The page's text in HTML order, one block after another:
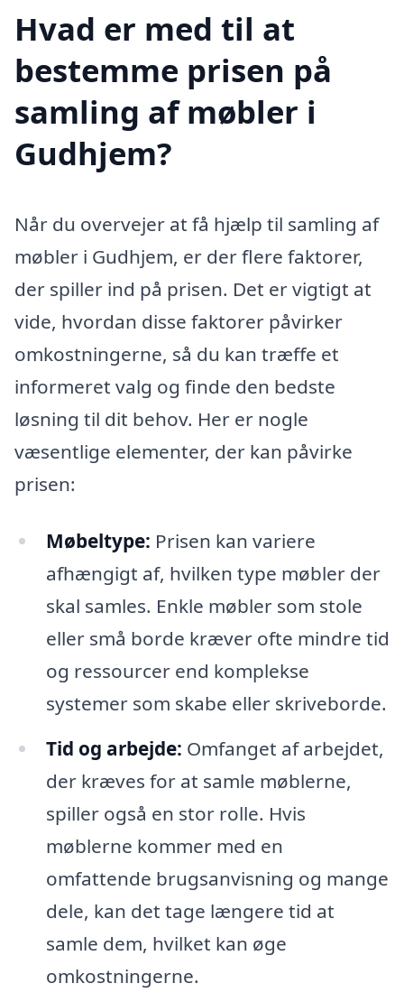
Hvad er med til at
bestemme prisen på
samling af møbler i
Gudhjem?
Når du overvejer at få hjælp til samling af
møbler i Gudhjem, er der flere faktorer,
der spiller ind på prisen. Det er vigtigt at
vide, hvordan disse faktorer påvirker
omkostningerne, så du kan træffe et
informeret valg og finde den bedste
løsning til dit behov. Her er nogle
væsentlige elementer, der kan påvirke
prisen:
Møbeltype: Prisen kan variere
afhængigt af, hvilken type møbler der
skal samles. Enkle møbler som stole
eller små borde kræver ofte mindre tid
og ressourcer end komplekse
systemer som skabe eller skriveborde.
Tid og arbejde: Omfanget af arbejdet,
der kræves for at samle møblerne,
spiller også en stor rolle. Hvis
møblerne kommer med en
omfattende brugsanvisning og mange
dele, kan det tage længere tid at
samle dem, hvilket kan øge
omkostningerne.